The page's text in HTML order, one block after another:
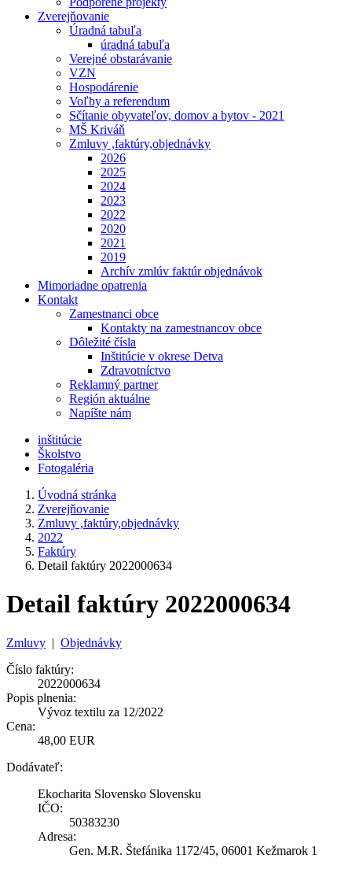
Zverejňovanie
Úradná tabuľa
úradná tabuľa
Verejné obstarávanie
VZN
Hospodárenie
Voľby a referendum
Sčítanie obyvateľov, domov a bytov - 2021
MŠ Kriváň
Zmluvy ,faktúry,objednávky
2026
2025
2024
2023
2022
2020
2021
2019
Archív zmlúv faktúr objednávok
Mimoriadne opatrenia
Kontakt
Zamestnanci obce
Kontakty na zamestnancov obce
Dôležité čísla
Inštitúcie v okrese Detva
Zdravotníctvo
Reklamný partner
Región aktuálne
Napíšte nám
inštitúcie
Školstvo
Fotogaléria
Úvodná stránka
Zverejňovanie
Zmluvy ,faktúry,objednávky
2022
Faktúry
Detail faktúry 2022000634
Detail faktúry 2022000634
Zmluvy | Objednávky
Číslo faktúry:
2022000634
Popis plnenia:
Vývoz textilu za 12/2022
Cena:
48,00 EUR
Dodávateľ:
Ekocharita Slovensko Slovensku
IČO:
50383230
Adresa:
Gen. M.R. Štefánika 1172/45, 06001 Kežmarok 1